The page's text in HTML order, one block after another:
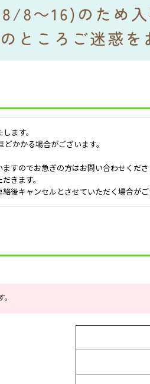
ます。
かかる場合がございます。
すのでお急ぎの方はお問い合わせくださ
きます。
後キャンセルとさせていただく場合がご